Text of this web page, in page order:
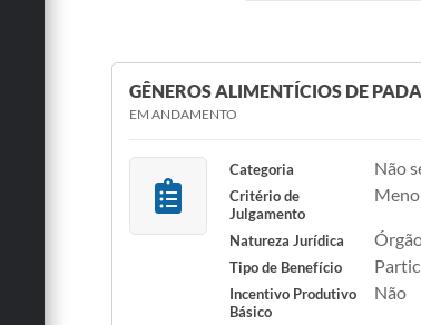
GÊNEROS ALIMENTÍCIOS DE
EM ANDAMENTO
Categoria Não
Critério de
Julgamento
Natureza Jurídica
Tipo de Benefício
Incentivo Produtivo
Básico
Não